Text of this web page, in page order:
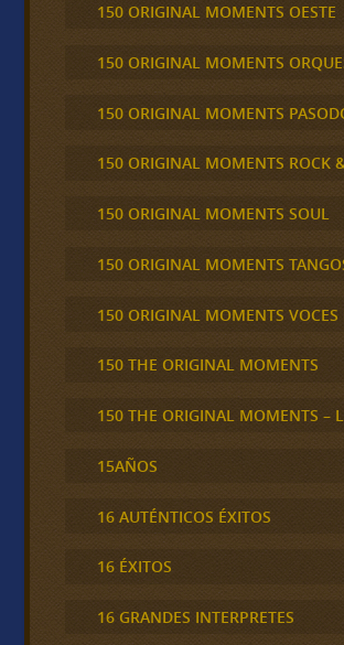
150 ORIGINAL MOMENTS OESTE
150 ORIGINAL MOMENTS
150 ORIGINAL MOMENTS
150 ORIGINAL MOMENTS ROCK
150 ORIGINAL MOMENTS SOUL
150 ORIGINAL MOMENTS
150 ORIGINAL MOMENTS VOCES
150 THE ORIGINAL MOMENTS
150 THE ORIGINAL MOMENTS –
15AÑOS
16 AUTÉNTICOS ÉXITOS
16 ÉXITOS
16 GRANDES INTERPRETES